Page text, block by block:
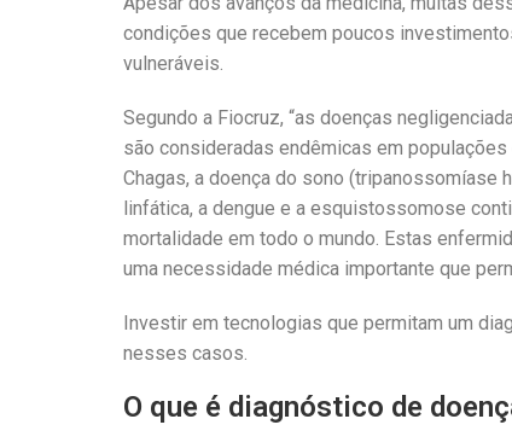
condições que recebem poucos
vulneráveis.
Segundo a Fiocruz, “as doenças
são consideradas endêmicas em
Chagas, a doença do sono (tripanossomíase
linfática, a dengue e a esquistossomose
mortalidade em todo o mundo. Estas
uma necessidade médica importante que
Investir em tecnologias que permitam um
nesses casos.
O que é diagnóstico de